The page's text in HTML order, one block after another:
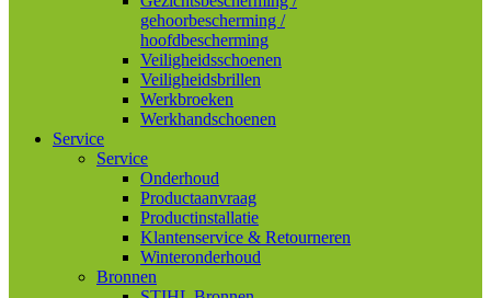
gehoorbescherming /
hoofdbescherming
Veiligheidsschoenen
Veiligheidsbrillen
Werkbroeken
Werkhandschoenen
Service
Service
Onderhoud
Productaanvraag
Productinstallatie
Klantenservice & Retourneren
Winteronderhoud
Bronnen